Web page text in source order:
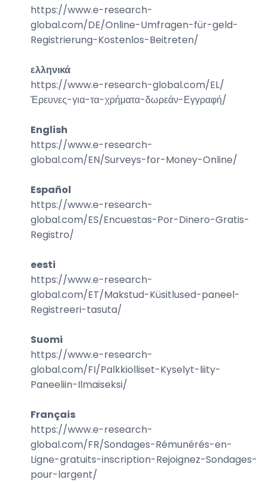
https://www.e-research-
global.com/DE/Online-Umfragen-für-geld-
Registrierung-Kostenlos-Beitreten/
ελληνικά
https://www.e-research-global.com/EL/
Έρευνες-για-τα-χρήματα-δωρεάν-Εγγραφή/
English
https://www.e-research-
global.com/EN/Surveys-for-Money-Online/
Español
https://www.e-research-
global.com/ES/Encuestas-Por-Dinero-Gratis-
Registro/
eesti
https://www.e-research-
global.com/ET/Makstud-Küsitlused-paneel-
Registreeri-tasuta/
Suomi
https://www.e-research-
global.com/FI/Palkkiolliset-Kyselyt-liity-
Paneeliin-Ilmaiseksi/
Français
https://www.e-research-
global.com/FR/Sondages-Rémunérés-en-
Ligne-gratuits-inscription-Rejoignez-Sondages-
pour-largent/